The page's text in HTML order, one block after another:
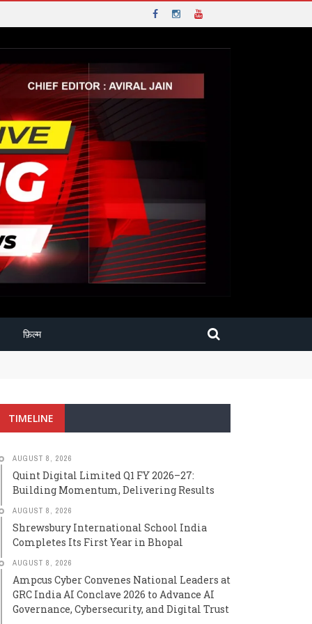
फ़िल्म
TIMELINE
AUGUST 8, 2026
Quint Digital Limited Q1 FY 2026–27:
Building Momentum, Delivering Results
AUGUST 8, 2026
Shrewsbury International School India
Completes Its First Year in Bhopal
AUGUST 8, 2026
Ampcus Cyber Convenes National Leaders at
GRC India AI Conclave 2026 to Advance AI
Governance, Cybersecurity, and Digital Trust